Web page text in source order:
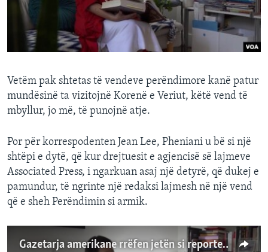
Vetëm pak shtetas të vendeve perëndimore kanë patur
mundësinë ta vizitojnë Korenë e Veriut, këtë vend të
mbyllur, jo më, të punojnë atje.
Por për korrespodenten Jean Lee, Pheniani u bë si një
shtëpi e dytë, që kur drejtuesit e agjencisë së lajmeve
Associated Press, i ngarkuan asaj një detyrë, që dukej e
pamundur, të ngrinte një redaksi lajmesh në një vend
që e sheh Perëndimin si armik.
Gazetarja amerikane rrëfen jetën si reportere në Korenë e Veriut